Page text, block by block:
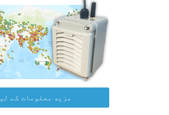
مزید معلومات کے